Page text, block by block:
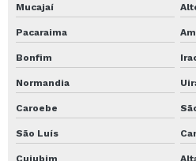
Mucajaí
Pacaraima
Bonfim
Normandia
Caroebe
São Luís
Cujubim